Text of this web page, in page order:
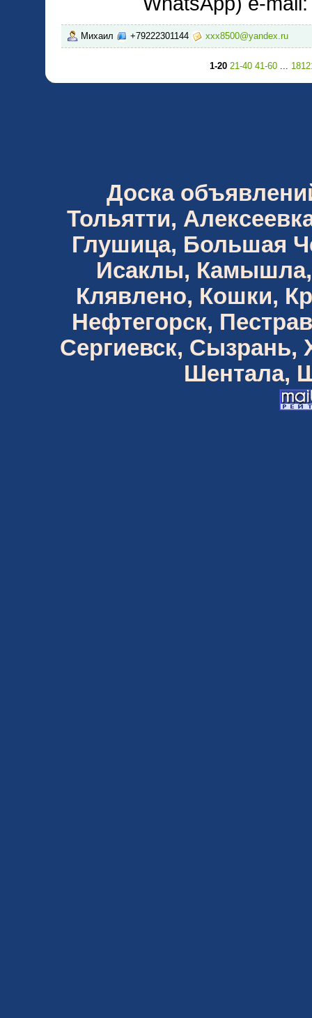
Михаил +79222301144 xxx8500@yandex.ru
1-20 21-40 41-60
Доска
Тольятти,
Глушица, Большая
Исаклы, Камышла,
Клявлено, Кошки,
Нефтегорск,
Сергиевск,
Шентала,